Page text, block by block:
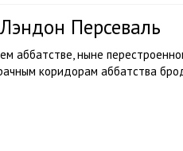
Персеваль
аббатстве, ныне
коридорам аббатства